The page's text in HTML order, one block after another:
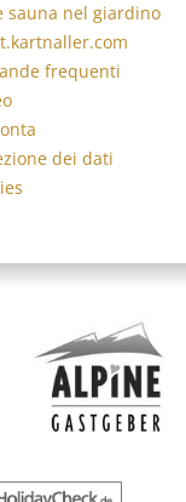
sauna nel giardino
frequenti
dei dati